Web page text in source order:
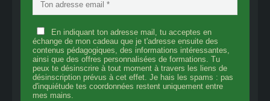
En indiquant ton adresse mail, tu acceptes en
échange de mon cadeau que je t'adresse ensuite des
contenus pédagogiques, des informations intéressantes,
ainsi que des offres personnalisées de formations. Tu
peux te désinscrire à tout moment à travers les liens de
désinscription prévus à cet effet. Je hais les spams : pas
d'inquiétude tes coordonnées restent uniquement entre
mes mains.